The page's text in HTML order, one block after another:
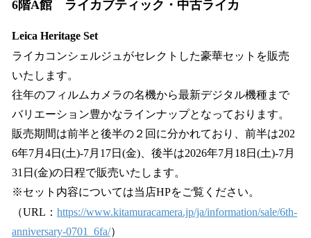
6階A館 ライカブティック・中古ライカ
Leica Heritage Set
ライカコンシェルジュがセレクトした豪華セットを販売
いたします。
往年のフィルムカメラの名機から最新デジタル機種まで
バリエーション豊かなラインナップとなっております。
販売期間は前半と後半の２回に分かれており、前半は202
6年7月4日(土)-7月17日(金)、後半は2026年7月18日(土)-7月
31日(金)の日程で販売いたします。
※セット内容については当店HPをご覧ください。
（URL： https://www.kitamuracamera.jp/ja/information/sale/6th-
anniversary-0701_6fa/）